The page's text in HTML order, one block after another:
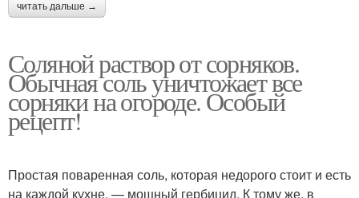
читать дальше →
Соляной раствор от сорняков.
Обычная соль уничтожает все
сорняки на огороде. Особый
рецепт!
Простая поваренная соль, которая недорого стоит и есть
на каждой кухне, — мощный гербицид. К тому же, в